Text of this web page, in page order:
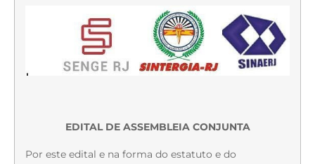
EDITAL DE ASSEMBLEIA CONJUNTA
Por este edital e na forma do estatuto e do